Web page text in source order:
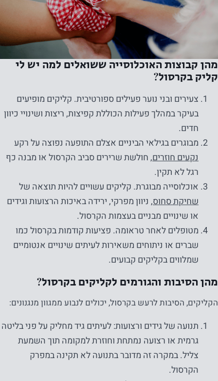
מהן קבוצות האוכלוסייה ששואלים למה יש לי
קליק בקרסול?
צעירים ובני נוער פעילים ספורטיבית. קליקים מופיעים
בעיקר במהלך פעילות הכוללת קפיצות, ריצות ושינויי כיוון
חדים.
מבוגרים בגילאי הביניים אצלם התופעה נפוצה על רקע
נקעים חוזרים, חולשת שרירים סביב הקרסול או מבנה כף
רגל לא תקין.
אוכלוסייה מבוגרת. קליקים עשויים להיות תוצאה של
שחיקת סחוס, ניוון מפרקי, ירידה באיכות הרצועות וגידים
או שינויים מבניים בעצמות הקרסול.
מטופלים לאחר טראומה. פציעות קודמות בקרסול כמו
שברים או ניתוחים משאירות לעיתים שינויים אנטומיים
שמלווים בקליקים קבועים.
מהן הסיבות והגורמים לקליקים בקרסול?
הקליקים, הסיבות לרעש בקרסול, יכולים לנבוע ממגוון מנגנונים:
תנועה של גידים ורצועות: לעיתים גיד מחליק על פני בליטה
גרמית או רצועה נמתחת וחוזרת למקומה תוך השמעת
צליל. במקרה זה מדובר בתנועה לא תקינה במפרק
הקרסול.